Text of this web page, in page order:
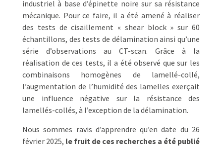
industriel à base d’épinette noire sur sa résistance
mécanique. Pour ce faire, il a été amené à réaliser
des tests de cisaillement « shear block » sur 60
échantillons, des tests de délamination ainsi qu’une
série d’observations au CT-scan. Grâce à la
réalisation de ces tests, il a été observé que sur les
combinaisons homogènes de lamellé-collé,
l’augmentation de l’humidité des lamelles exerçait
une influence négative sur la résistance des
lamellés-collés, à l’exception de la délamination.
Nous sommes ravis d’apprendre qu’en date du 26
février 2025, le fruit de ces recherches a été publié